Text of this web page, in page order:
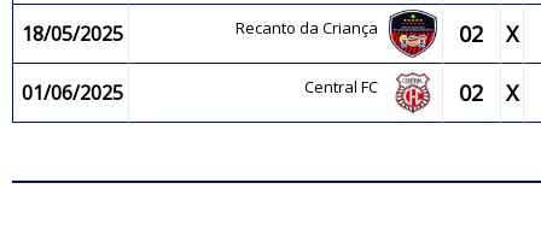
18/05/2025 Recanto da Criança 02 X
01/06/2025 Central FC 02 X